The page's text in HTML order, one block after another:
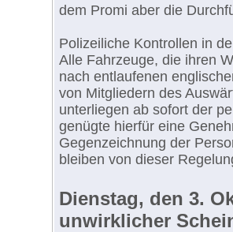
dem Promi aber die
Polizeiliche Kontrollen in
Alle Fahrzeuge, die ihren
nach entlaufenen
von Mitgliedern des
unterliegen ab sofort der
genügte hierfür eine
Gegenzeichnung der
bleiben von dieser
Dienstag, den 3.
unwirklicher